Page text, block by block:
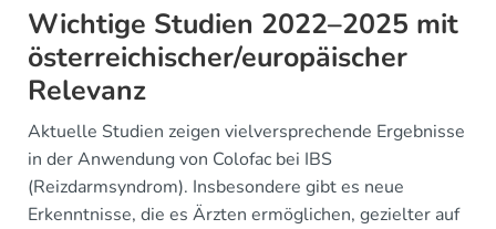
Wichtige Studien 2022–2025 mit
österreichischer/europäischer
Relevanz
Aktuelle Studien zeigen vielversprechende Ergebnisse
in der Anwendung von Colofac bei IBS
(Reizdarmsyndrom). Insbesondere gibt es neue
Erkenntnisse, die es Ärzten ermöglichen, gezielter auf